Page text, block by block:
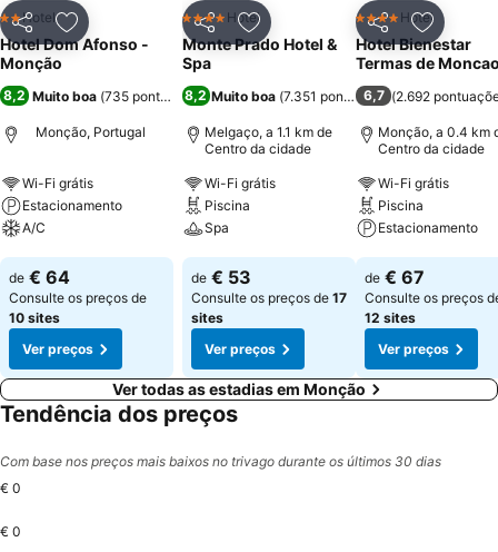
telefone, mini-bar e varanda.
PartilharAdicionar aos favoritos
2 Estrelas
Hotel
Hotel Dom Afonso -
Monção
8,2 Muito boa (735 pontuações)
Monção, Portugal
Wi-Fi grátis
Estacionamento
A/C
Ver preços
de € 64
Consulte os preços de
10 sites
Ver preços
PartilharAdicionar aos favoritos
4 EstrelasHotel
Monte Prado Hotel &
Spa
8,2 Muito boa (7.351 pontuações)
Melgaço, a 1.1 km de
Centro da cidade
Wi-Fi grátis
Piscina
Spa
Ver preços
de € 53
Consulte os preços de 17
sites
Ver preços
Partilhar
4 EstrelasHotel
Hotel Bienestar
Termas de
6,7 (2.692
Monção, a 0.4 km
Centro da cidade
Wi-Fi grátis
Piscina
Estacionamento
Ver preços
de € 67
Consulte os preços
12 sites
Ver preços
Ver todas as estadias em Monção
Tendência dos preços
Com base nos preços mais baixos no trivago durante os últimos 30 dias
€ 0
€ 0